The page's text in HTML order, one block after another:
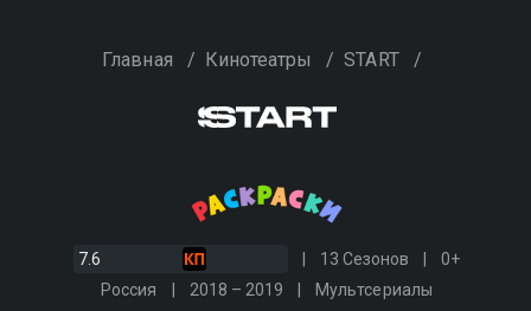
Главная / Кинотеатры / START /
7.6 13 Сезонов
0+
Россия
2018 – 2019 Мультсериалы